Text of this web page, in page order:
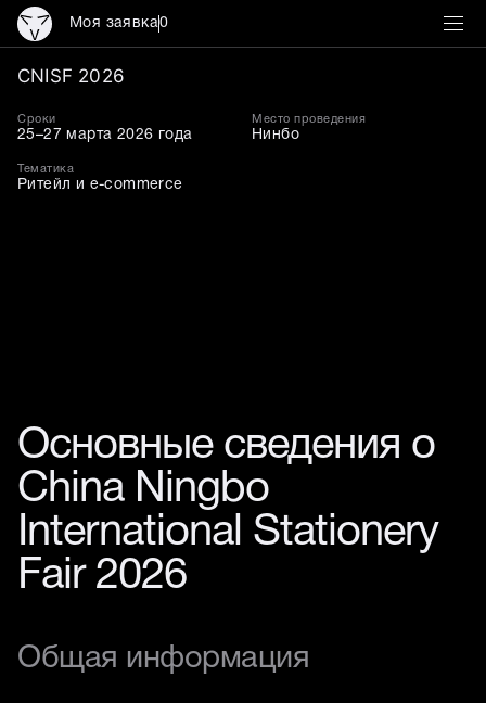
Моя заявка0
CNISF 2026
CNISF 2026
Сроки
25–27 марта 2026 года
Место проведения
Нинбо
Тематика
Ритейл и e-commerce
Основные сведения о
China Ningbo
International Stationery
Fair 2026
Общая информация